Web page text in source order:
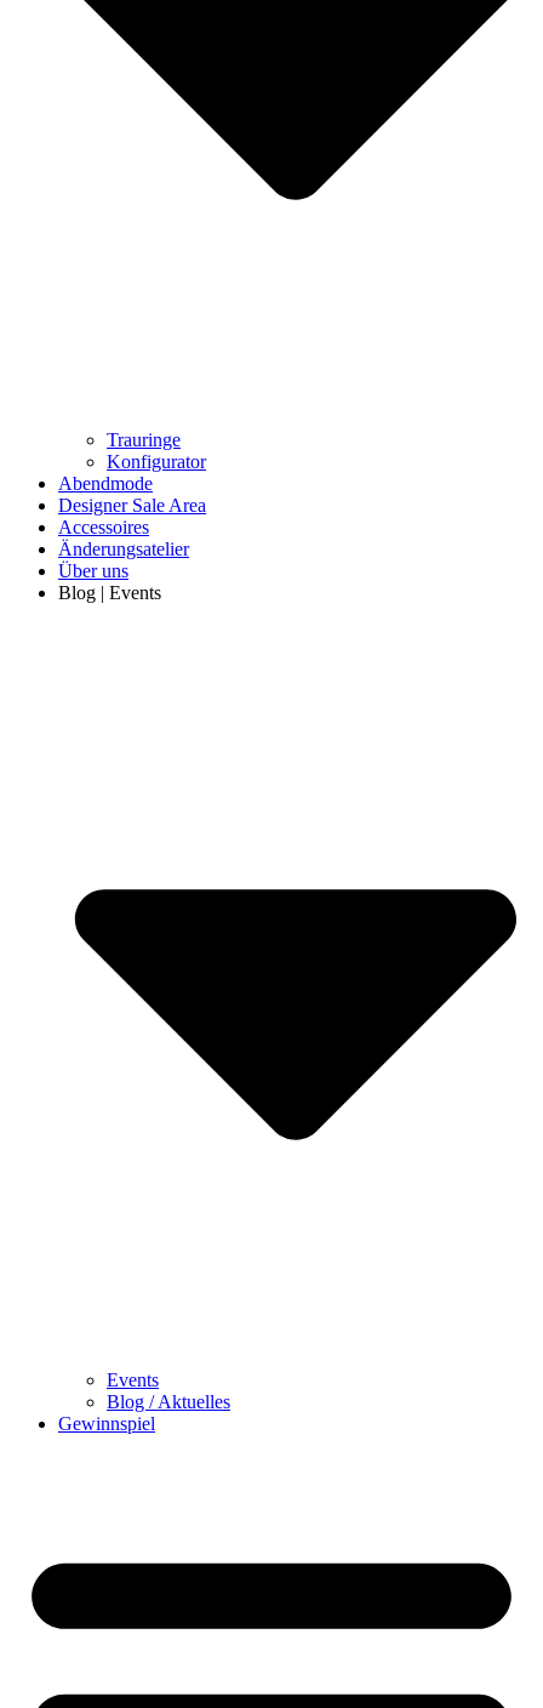
Trauringe
Konfigurator
Abendmode
Designer Sale Area
Accessoires
Änderungsatelier
Über uns
Blog | Events
Events
Blog / Aktuelles
Gewinnspiel